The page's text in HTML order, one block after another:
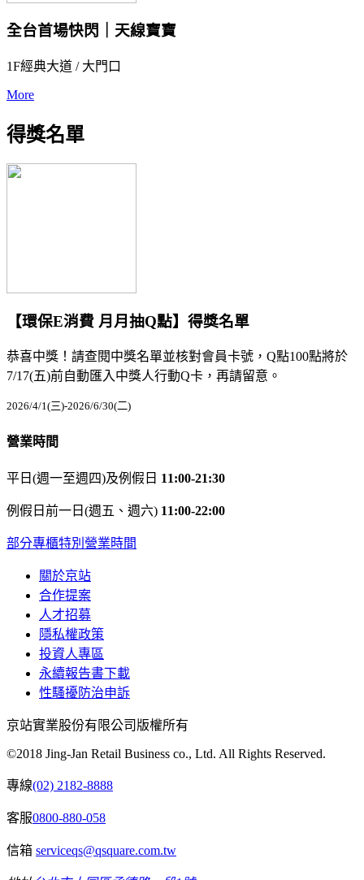
全台首場快閃｜天線寶寶
1F經典大道 / 大門口
More
得獎名單
【環保E消費 月月抽Q點】得獎名單
恭喜中獎！請查閱中獎名單並核對會員卡號，Q點100點將於
7/17(五)前自動匯入中獎人行動Q卡，再請留意。
2026/4/1(三)-2026/6/30(二)
營業時間
平日(週一至週四)及例假日 11:00-21:30
例假日前一日(週五、週六) 11:00-22:00
部分專櫃特別營業時間
關於京站
合作提案
人才招募
隱私權政策
投資人專區
永續報告書下載
性騷擾防治申訴
京站實業股份有限公司版權所有
©2018 Jing-Jan Retail Business co., Ltd. All Rights Reserved.
專線(02) 2182-8888
客服0800-880-058
信箱 serviceqs@qsquare.com.tw